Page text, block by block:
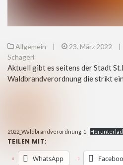
Allgemein | 23. März 2022 |
Schagerl
Aktuell gibt es seitens der Stadt
Waldbrandverordnung die strikt
2022_Waldbrandverordnung-1
TEILEN MIT:
WhatsApp